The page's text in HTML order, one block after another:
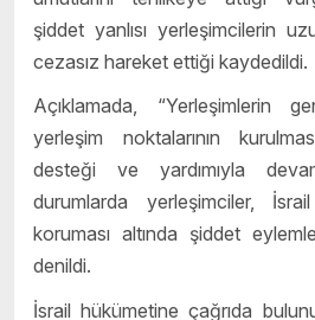
şiddet yanlısı yerleşimcilerin
cezasız hareket ettiği kaydedildi.
Açıklamada, “Yerleşimlerin
yerleşim noktalarının
desteği ve yardımıyla
durumlarda yerleşimciler,
koruması altında şiddet
denildi.
İsrail hükümetine çağrıda